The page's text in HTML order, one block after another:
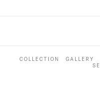
COLLECTION GALLERY
SE